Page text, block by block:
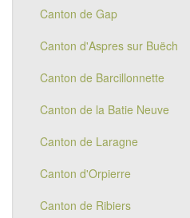
Canton de Gap
Canton d'Aspres sur Buëch
Canton de Barcillonnette
Canton de la Batie Neuve
Canton de Laragne
Canton d'Orpierre
Canton de Ribiers